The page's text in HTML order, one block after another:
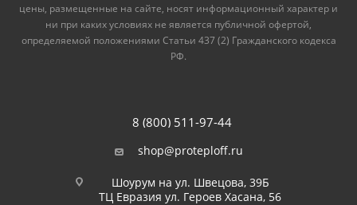
цены, размещенные на сайте, носят информационный характер и
ни при каких условиях не является публичной офертой,
определяемой положениями Статьи 437 (2) Гражданского кодекса
РФ.
8 (800) 511-97-44
shop@proteploff.ru
Шоурум на ул. Швецова, 39Б
ТЦ Евразия ул. Героев Хасана, 56